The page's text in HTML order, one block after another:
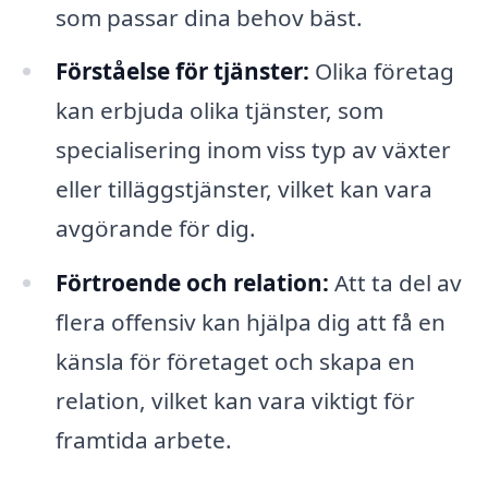
som passar dina behov bäst.
Förståelse för tjänster: Olika företag
kan erbjuda olika tjänster, som
specialisering inom viss typ av växter
eller tilläggstjänster, vilket kan vara
avgörande för dig.
Förtroende och relation: Att ta del av
flera offensiv kan hjälpa dig att få en
känsla för företaget och skapa en
relation, vilket kan vara viktigt för
framtida arbete.